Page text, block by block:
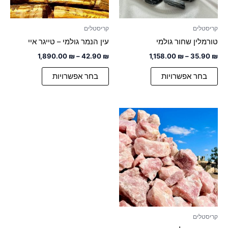
קריסטלים
טורמלין שחור גולמי
35.90 ₪
–
1,158.00 ₪
בחר אפשרויות
את
קריסטלים
עין הנמר גולמי – טייגר איי
42.90 ₪
–
1,890.00 ₪
בחר אפשרויות
את
קריסטלים
טווח
מחירים:
עד
למוצר
זה
יש
מספר
סוגים.
ניתן
לבחור
את